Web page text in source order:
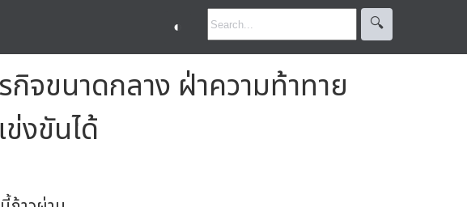
◐ 🔍︎
จขนาดกลาง ฝ่าความท้าทาย
งขันได้